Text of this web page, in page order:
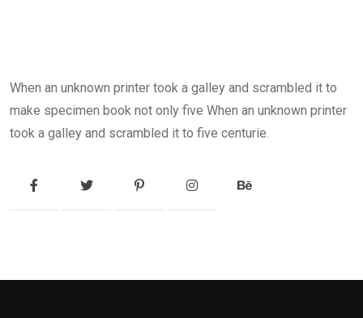
When an unknown printer took a galley and scrambled it to
make specimen book not only five When an unknown printer
took a galley and scrambled it to five centurie.